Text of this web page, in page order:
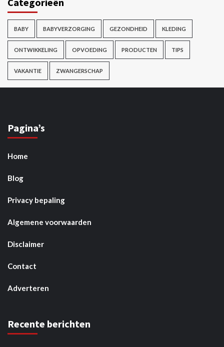
BABY BABYVERZORGING GEZONDHEID KLEDING
ONTWIKKELING OPVOEDING PRODUCTEN TIPS
VAKANTIE ZWANGERSCHAP
Pagina’s
Home
Blog
Privacy bepaling
Algemene voorwaarden
Disclaimer
Contact
Adverteren
Recente berichten